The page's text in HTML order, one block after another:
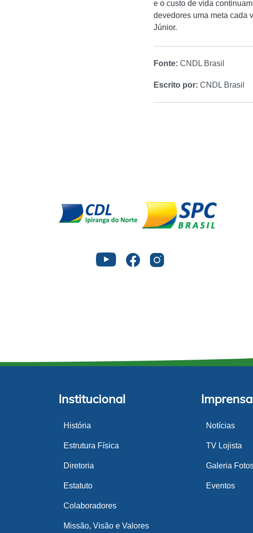
e o custo de vida
devedores uma meta cada
Júnior.
Fonte: CNDL Brasil
Escrito por: CNDL Brasil
Institucional
História
Estrutura Física
Diretoria
Estatuto
Colaboradores
Missão, Visão e Valores
Imprensa
Notícias
TV Lojista
Galeria
Eventos